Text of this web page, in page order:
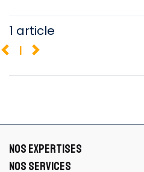
1 article
1
NOS EXPERTISES
NOS SERVICES